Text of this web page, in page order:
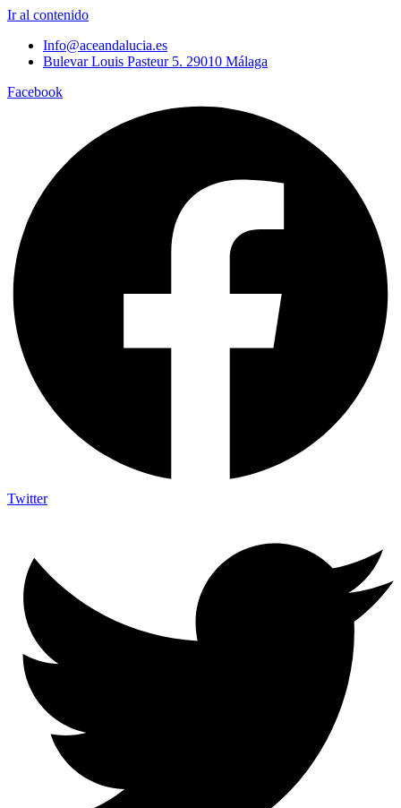
Ir al contenido
Info@aceandalucia.es
Bulevar Louis Pasteur 5. 29010 Málaga
Facebook
Twitter